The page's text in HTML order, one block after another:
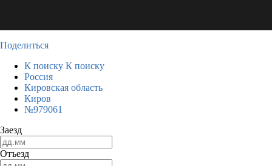
Поделиться
К поиску К поиску
Россия
Кировская область
Киров
№979061
Заезд
Отъезд